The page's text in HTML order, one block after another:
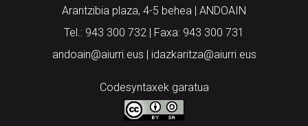
Arantzibia plaza, 4-5 behea | ANDOAIN
Tel.: 943 300 732 | Faxa: 943 300 731
andoain@aiurri.eus | idazkaritza@aiurri.eus
Codesyntaxek garatua